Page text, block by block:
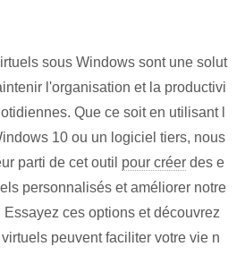
sous Windows sont une solut
l'organisation et la productivi
Que ce soit en utilisant l
10 ou un logiciel tiers, nous
parti de cet outil pour créer des e
personnalisés et améliorer notre
ces options et⁢ découvrez
peuvent faciliter votre vie n